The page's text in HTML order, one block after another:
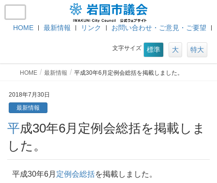
HOME 最新情報 リンク お問い合わせ・ご意見・ご要望
文字サイズ 標準 大 特大
HOME 最新情報 平成30年6月定例会総括を掲載しました。
2018年7月30日
最新情報
平成30年6月定例会総括を掲載しま
した。
平成30年6月 定例会総括を掲載しました。